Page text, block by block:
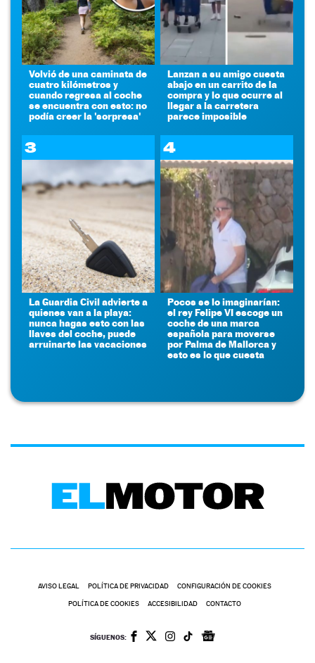
Volvió de una caminata de
cuatro kilómetros y
cuando regresa al coche
se encuentra con esto: no
podía creer la 'sorpresa'
Lanzan a su amigo cuesta
abajo en un carrito de la
compra y lo que ocurre al
llegar a la carretera
parece imposible
3
La Guardia Civil advierte a
quienes van a la playa:
nunca hagas esto con las
llaves del coche, puede
arruinarte las vacaciones
4
Pocos se lo imaginarían:
el rey Felipe VI escoge un
coche de una marca
española para moverse
por Palma de Mallorca y
esto es lo que cuesta
AVISO LEGAL POLÍTICA DE PRIVACIDAD CONFIGURACIÓN DE COOKIES
POLÍTICA DE COOKIES ACCESIBILIDAD CONTACTO
SÍGUENOS: